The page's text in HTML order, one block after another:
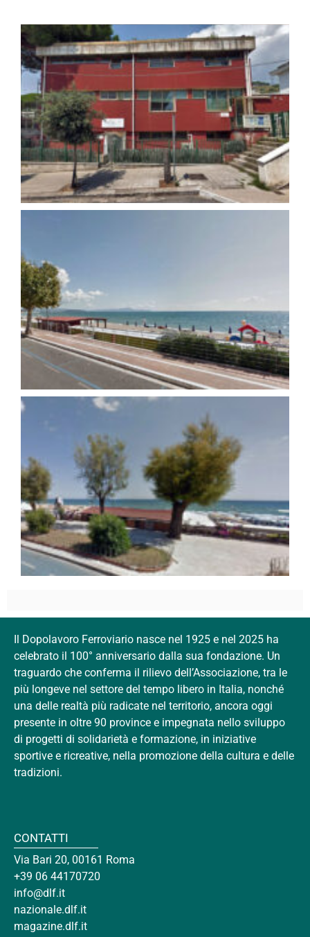
Il Dopolavoro Ferroviario nasce nel 1925 e nel 2025 ha
celebrato il 100° anniversario dalla sua fondazione. Un
traguardo che conferma il rilievo dell’Associazione, tra le
più longeve nel settore del tempo libero in Italia, nonché
una delle realtà più radicate nel territorio, ancora oggi
presente in oltre 90 province e impegnata nello sviluppo
di progetti di solidarietà e formazione, in iniziative
sportive e ricreative, nella promozione della cultura e delle
tradizioni.
CONTATTI
Via Bari 20, 00161 Roma
+39 06 44170720
info@dlf.it
nazionale.dlf.it
magazine.dlf.it